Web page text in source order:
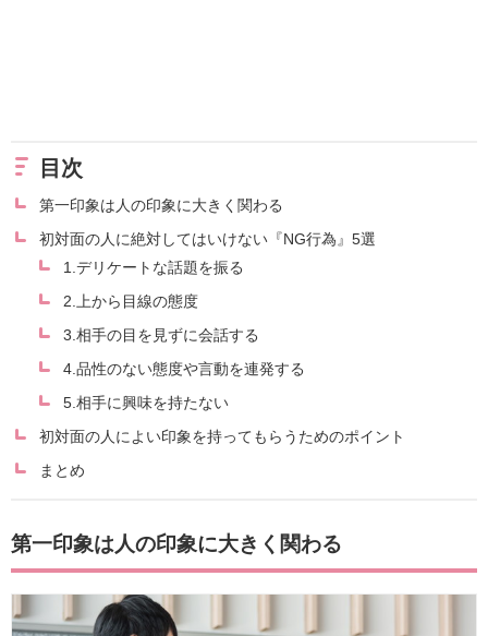
目次
第一印象は人の印象に大きく関わる
初対面の人に絶対してはいけない『NG行為』5選
1.デリケートな話題を振る
2.上から目線の態度
3.相手の目を見ずに会話する
4.品性のない態度や言動を連発する
5.相手に興味を持たない
初対面の人によい印象を持ってもらうためのポイント
まとめ
第一印象は人の印象に大きく関わる